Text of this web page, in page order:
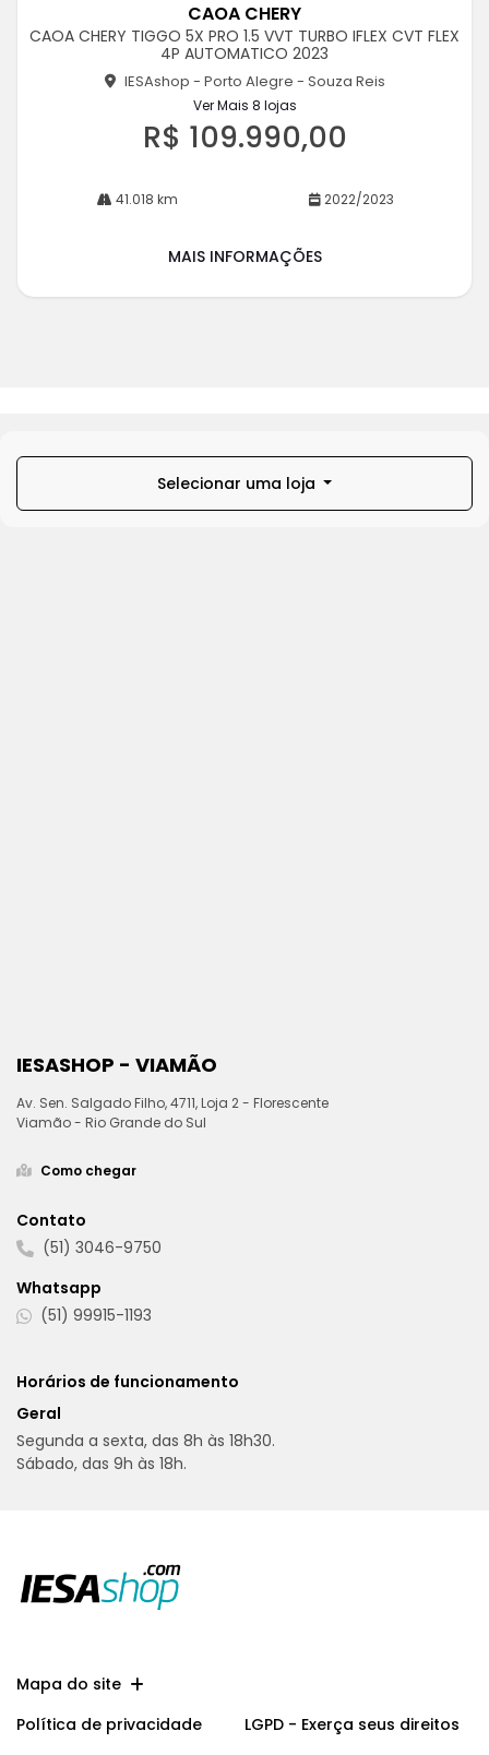
rtil
CAOA CHERY
CAOA CHERY TIGGO 5X PRO 1.5 VVT TURBO IFLEX CVT FLEX
4P AUTOMATICO 2023
IESAshop - Porto Alegre - Souza Reis
Ver Mais 8 lojas
R$ 109.990,00
41.018 km 2022/2023
MAIS INFORMAÇÕES
Selecionar uma loja
IESASHOP - VIAMÃO
Av. Sen. Salgado Filho, 4711, Loja 2 - Florescente
Viamão - Rio Grande do Sul
Como chegar
Contato
(51) 3046-9750
Whatsapp
(51) 99915-1193
Horários de funcionamento
Geral
Segunda a sexta, das 8h às 18h30.
Sábado, das 9h às 18h.
Mapa do site
Política de privacidade
LGPD - Exerça seus direitos